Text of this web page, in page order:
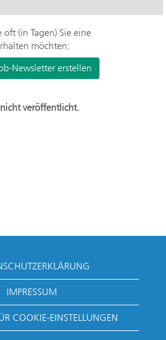
oft (in Tagen) Sie eine
möchten:
Newsletter erstellen
veröffentlicht.
IMPRESSUM
COOKIE-EINSTELLUNGEN